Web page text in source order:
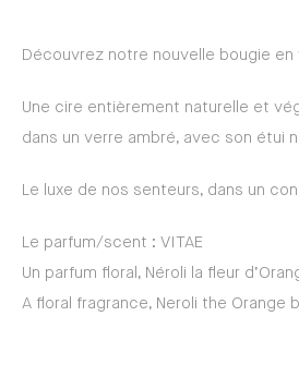
Découvrez notre nouvelle bougie en
Une cire entièrement naturelle et
dans un verre ambré, avec son étui
Le luxe de nos senteurs, dans un
Le parfum/scent : VITAE
Un parfum floral, Néroli la fleur
A floral fragrance, Neroli the Orange